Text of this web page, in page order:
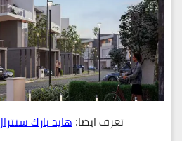
تعرف ايضا:هايد بارك